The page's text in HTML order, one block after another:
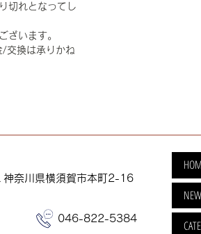
切れとなってし
ざいます。
/交換は承りかね
046-822-5384
神奈川県横須賀市本町2-16